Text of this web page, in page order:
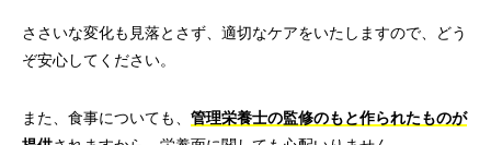
ささいな変化も見落とさず、適切なケアをいたしますので、どう
ぞ安心してください。
また、食事についても、 管理栄養士の監修のもと作られたものが